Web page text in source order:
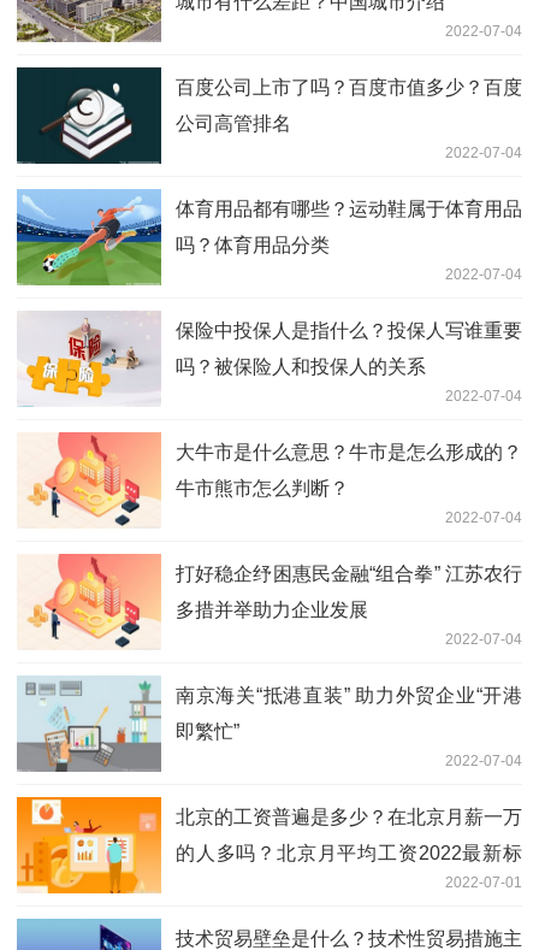
2022-07-04
百度公司上市了吗？百度市值多少？百度
公司高管排名
2022-07-04
体育用品都有哪些？运动鞋属于体育用品
吗？体育用品分类
2022-07-04
保险中投保人是指什么？投保人写谁重要
吗？被保险人和投保人的关系
2022-07-04
大牛市是什么意思？牛市是怎么形成的？
牛市熊市怎么判断？
2022-07-04
打好稳企纾困惠民金融“组合拳” 江苏农行
多措并举助力企业发展
2022-07-04
南京海关“抵港直装” 助力外贸企业“开港
即繁忙”
2022-07-04
北京的工资普遍是多少？在北京月薪一万
的人多吗？北京月平均工资2022最新标
2022-07-01
技术贸易壁垒是什么？技术性贸易措施主